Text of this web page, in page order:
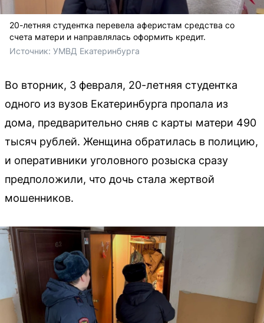
20-летняя студентка перевела аферистам средства со
счета матери и направлялась оформить кредит.
Источник: УМВД Екатеринбурга
Во вторник, 3 февраля, 20-летняя студентка
одного из вузов Екатеринбурга пропала из
дома, предварительно сняв с карты матери 490
тысяч рублей. Женщина обратилась в полицию,
и оперативники уголовного розыска сразу
предположили, что дочь стала жертвой
мошенников.